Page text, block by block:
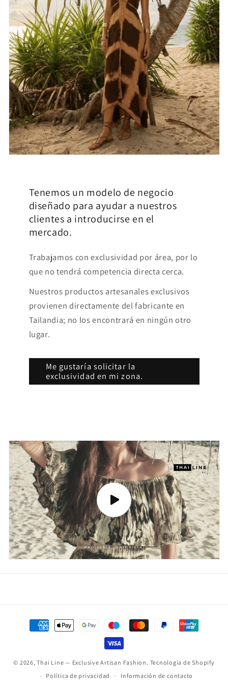
Tenemos un modelo de negocio
diseñado para ayudar a nuestros
clientes a introducirse en el
mercado.
Trabajamos con exclusividad por área, por lo
que no tendrá competencia directa cerca.
Nuestros productos artesanales exclusivos
provienen directamente del fabricante en
Tailandia; no los encontrará en ningún otro
lugar.
Me gustaría solicitar la
exclusividad en mi zona.
Formas
© 2026,Thai Line — Exclusive Artisan Fashion. Tecnología de Shopify
Política de privacidad
Información de contacto